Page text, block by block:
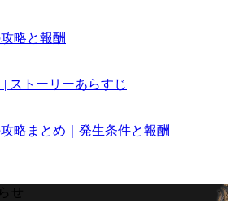
略と報酬
ストーリーあらすじ
略まとめ｜発生条件と報酬
せ